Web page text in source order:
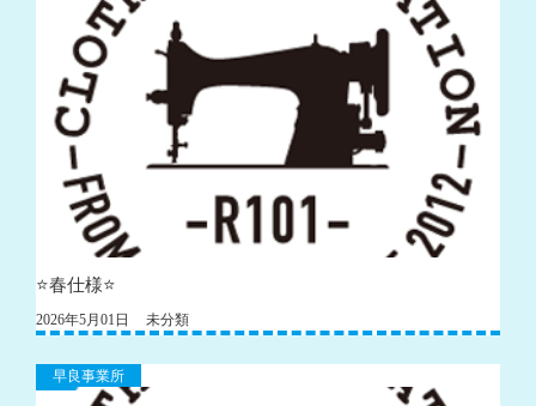
⭐️春仕様⭐️
2026年5月01日 未分類
早良事業所